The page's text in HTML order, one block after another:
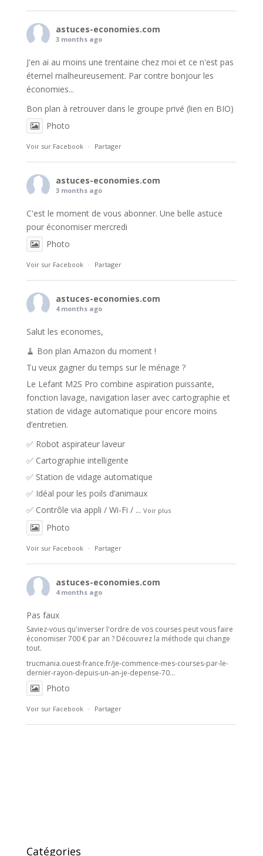
astuces-economies.com
3 months ago
J'en ai au moins une trentaine chez moi et ce n'est pas
éternel malheureusement. Par contre bonjour les
économies...
Bon plan à retrouver dans le groupe privé (lien en BIO)
Photo
Voir sur Facebook · Partager
astuces-economies.com
3 months ago
C'est le moment de vous abonner. Une belle astuce
pour économiser mercredi
Photo
Voir sur Facebook · Partager
astuces-economies.com
4 months ago
Salut les economes,
🧹 Bon plan Amazon du moment !
Tu veux gagner du temps sur le ménage ?
Le Lefant M2S Pro combine aspiration puissante,
fonction lavage, navigation laser avec cartographie et
station de vidage automatique pour encore moins
d’entretien.
✅ Robot aspirateur laveur
✅ Cartographie intelligente
✅ Station de vidage automatique
✅ Idéal pour les poils d’animaux
✅ Contrôle via appli / Wi-Fi / ... Voir plus
Photo
Voir sur Facebook · Partager
astuces-economies.com
4 months ago
Pas faux
Saviez-vous qu'inverser l'ordre de vos courses peut vous faire
économiser 700 € par an ? Découvrez la méthode qui change
tout.
trucmania.ouest-france.fr/je-commence-mes-courses-par-le-
dernier-rayon-depuis-un-an-je-depense-70...
Photo
Voir sur Facebook · Partager
Catégories